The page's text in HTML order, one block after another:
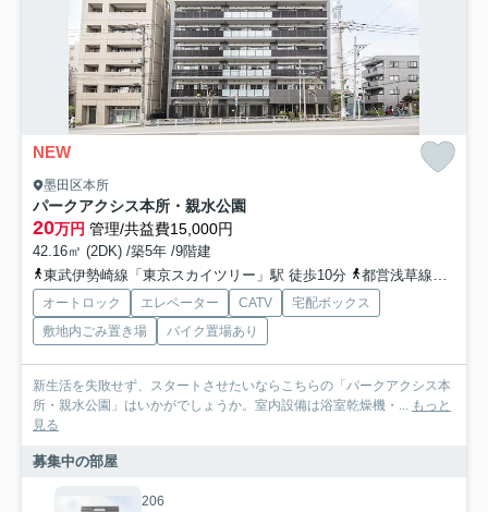
NEW
墨田区本所
パークアクシス本所・親水公園
20万円 管理/共益費15,000円
42.16㎡ (2DK) /築5年 /9階建
東武伊勢崎線「東京スカイツリー」駅 徒歩10分
都営浅草線「本所吾妻橋」駅 徒歩9分
オートロック エレベーター CATV
宅配ボックス
敷地内ごみ置き場
バイク置場あり
新生活を失敗せず、スタートさせたいならこちらの「パークアクシス本
所・親水公園」はいかがでしょうか。室内設備は浴室乾燥機・... もっと
見る
募集中の部屋
206